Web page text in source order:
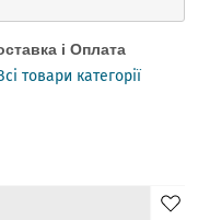
і Оплата
товари категорії